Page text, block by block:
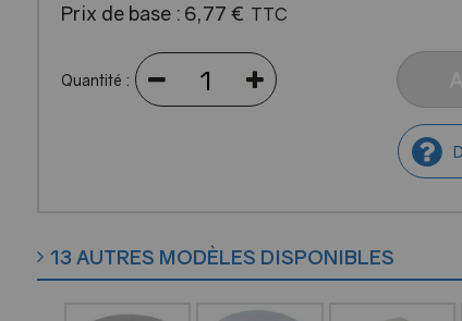
Prix de base : 6,77 € TTC
Quantité :
13 AUTRES MODÈLES DISPONIBLES